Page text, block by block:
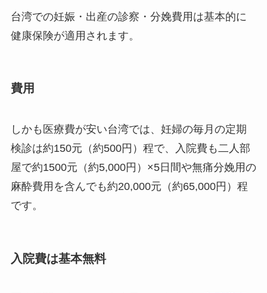
台湾での妊娠・出産の診察・分娩費用は基本的に
健康保険が適用されます。
費用
しかも医療費が安い台湾では、妊婦の毎月の定期
検診は約150元（約500円）程で、入院費も二人部
屋で約1500元（約5,000円）×5日間や無痛分娩用の
麻酔費用を含んでも約20,000元（約65,000円）程
です。
入院費は基本無料